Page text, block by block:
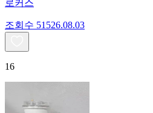
로커스
조회수 51526.08.03
16